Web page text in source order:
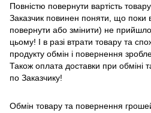
Повністю повернути вартість товару.
Заказчик повинен поняти, що поки
повернути або змінити) не
цьому! І в разі втрати товару та
продукту обмін і повернення
Також оплата доставки при обміні
по Заказчику!
Обмін товару та повернення